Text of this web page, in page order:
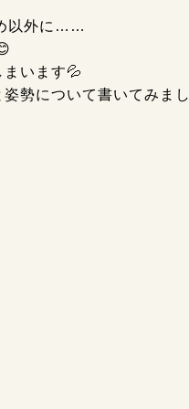
以外に……
います💦
勢について書いてみまし